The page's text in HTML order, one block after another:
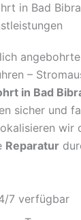
in Bad
–
in Bad
sicher und
wir
Reparatur
7 verfügbar